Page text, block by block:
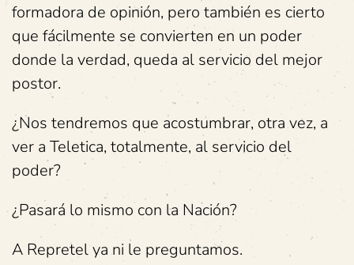
formadora de opinión, pero también es cierto
que fácilmente se convierten en un poder
donde la verdad, queda al servicio del mejor
postor.
¿Nos tendremos que acostumbrar, otra vez, a
ver a Teletica, totalmente, al servicio del
poder?
¿Pasará lo mismo con la Nación?
A Repretel ya ni le preguntamos.